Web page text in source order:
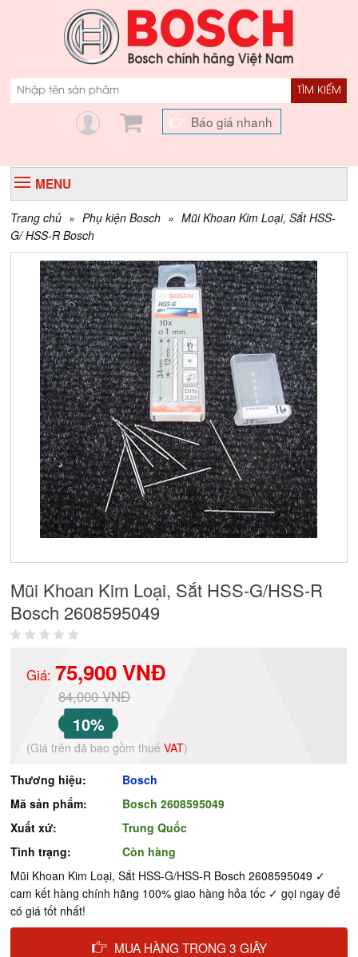
TÌM KIẾM
Báo giá nhanh
MENU
Trang chủ » Phụ kiện Bosch » Mũi Khoan Kim Loại, Sắt HSS-
G/ HSS-R Bosch
Mũi Khoan Kim Loại, Sắt HSS-G/HSS-R
Bosch 2608595049
Giá:75,900 VNĐ
84,000 VNĐ
10%
(Giá trên đã bao gồm thuếVAT)
Thương hiệu:
Bosch
Mã sản phẩm:
Bosch 2608595049
Xuất xứ:
Trung Quốc
Tình trạng:
Còn hàng
Mũi Khoan Kim Loại, Sắt HSS-G/HSS-R Bosch 2608595049 ✓
cam kết hàng chính hãng 100% giao hàng hỏa tốc ✓ gọi ngay để
có giá tốt nhất!
MUA HÀNG TRONG 3 GIÂY